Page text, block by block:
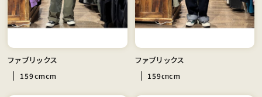
ファブリックス
159cmcm
ファブリックス
159㎝cm